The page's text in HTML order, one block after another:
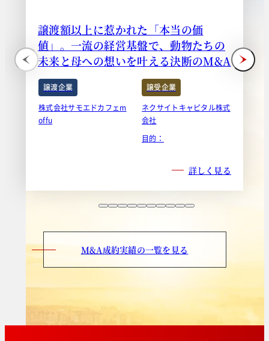
譲渡額以上に惹かれた「本当の価
値」。一流の経営基盤で、動物たちの
未来と母への想いを叶える決断のM&A
譲渡企業
譲受企業
株式会社サモエドカフェm
offu
ネクサイトキャピタル株式
会社
目的：
詳しく見る
M&A成約実績の一覧を見る